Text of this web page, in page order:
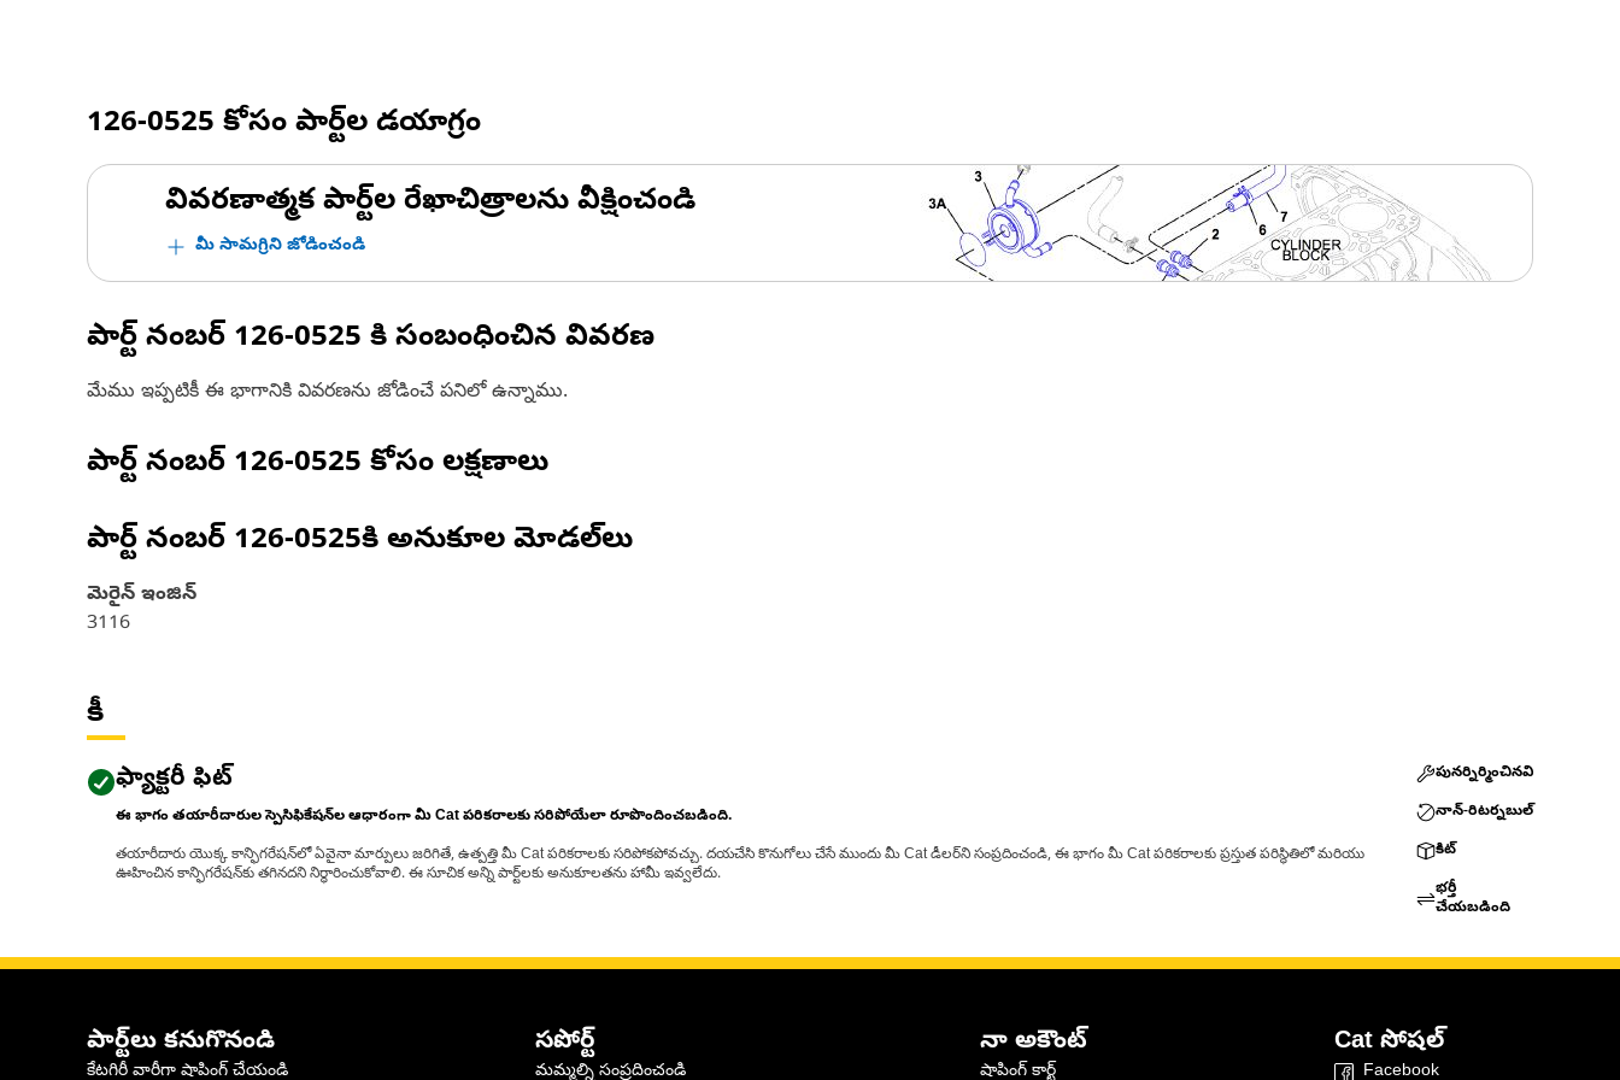
126-0525 కోసం పార్ట్‌ల డయాగ్రం
వివరణాత్మక పార్ట్‌ల రేఖాచిత్రాలను వీక్షించండి
మీ సామగ్రిని జోడించండి
పార్ట్ నంబర్ 126-0525 కి సంబంధించిన వివరణ
మేము ఇప్పటికీ ఈ భాగానికి వివరణను జోడించే పనిలో ఉన్నాము.
పార్ట్ నంబర్ 126-0525 కోసం లక్షణాలు
పార్ట్ నంబర్ 126-0525కి అనుకూల మోడల్‌లు
మెరైన్ ఇంజిన్‌
3116
కీ
ఫ్యాక్టరీ ఫిట్
ఈ భాగం తయారీదారుల స్పెసిఫికేషన్‌ల ఆధారంగా మీ Cat పరికరాలకు సరిపోయేలా రూపొందించబడింది.
తయారీదారు యొక్క కాన్ఫిగరేషన్‌లో ఏవైనా మార్పులు జరిగితే, ఉత్పత్తి మీ Cat పరికరాలకు సరిపోకపోవచ్చు. దయచేసి కొనుగోలు చేసే ముందు మీ Cat డీలర్‌ని సంప్రదించండి, ఈ భాగం మీ Cat పరికరాలకు ప్రస్తుత పరిస్థితిలో మరియు
ఊహించిన కాన్ఫిగరేషన్‌కు తగినదని నిర్ధారించుకోవాలి. ఈ సూచిక అన్ని పార్ట్‌లకు అనుకూలతను హామీ ఇవ్వలేదు.
పునర్నిర్మించినవి
నాన్-రిటర్నబుల్
కిట్
భర్తీ
చేయబడింది
పార్ట్‌లు కనుగొనండి
కేటగిరీ వారీగా షాపింగ్ చేయండి
సపోర్ట్
మమ్మల్ని సంప్రదించండి
నా అకౌంట్
షాపింగ్ కార్ట్
Cat సోషల్
Facebook